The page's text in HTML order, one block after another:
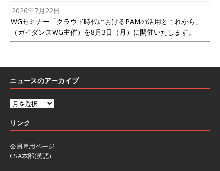
2026年7月22日
WGセミナー「クラウド時代におけるPAMの活用とこれから」
（ガイダンスWG主催）を8月3日（月）に開催いたします。
ニュースのアーカイブ
リンク
会員専用ページ
CSA本部(英語)